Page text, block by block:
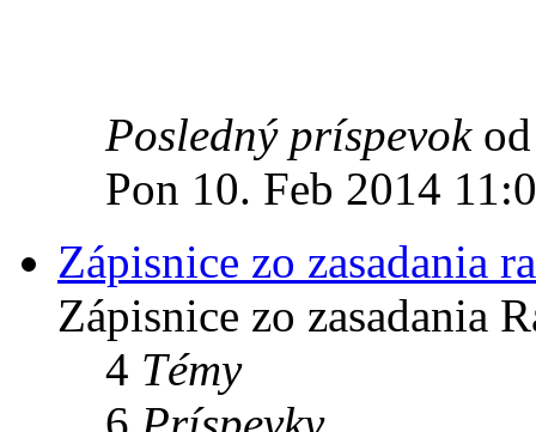
Posledný príspevok
Pon 10. Feb 2014
Zápisnice zo zasadania
Zápisnice zo zasadania
4 Témy